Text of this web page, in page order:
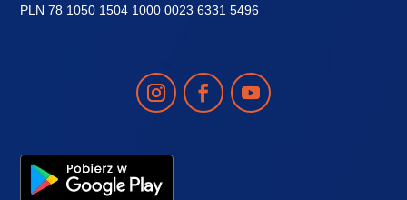
PLN 78 1050 1504 1000 0023 6331 5496